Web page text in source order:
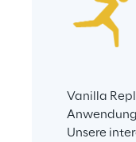
Vanilla
Unsere